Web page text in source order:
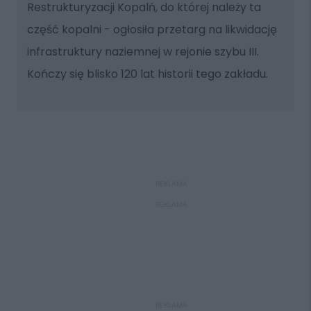
Restrukturyzacji Kopalń, do której należy ta
część kopalni - ogłosiła przetarg na likwidację
infrastruktury naziemnej w rejonie szybu III.
Kończy się blisko 120 lat historii tego zakładu.